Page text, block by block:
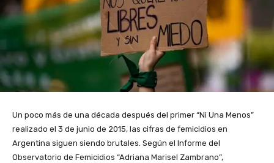
Un poco más de una década después del primer “Ni Una Menos”
realizado el 3 de junio de 2015, las cifras de femicidios en
Argentina siguen siendo brutales. Según el Informe del
Observatorio de Femicidios “Adriana Marisel Zambrano”,